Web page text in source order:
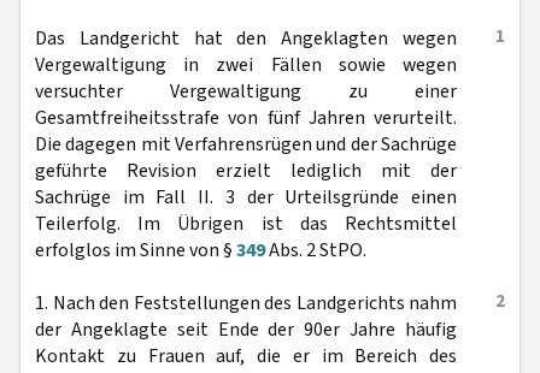
1
Das Landgericht hat den Angeklagten wegen
Vergewaltigung in zwei Fällen sowie wegen
versuchter Vergewaltigung zu einer
Gesamtfreiheitsstrafe von fünf Jahren verurteilt.
Die dagegen mit Verfahrensrügen und der Sachrüge
geführte Revision erzielt lediglich mit der
Sachrüge im Fall II. 3 der Urteilsgründe einen
Teilerfolg. Im Übrigen ist das Rechtsmittel
erfolglos im Sinne von §349Abs. 2 StPO.
2
1. Nach den Feststellungen des Landgerichts nahm
der Angeklagte seit Ende der 90er Jahre häufig
Kontakt zu Frauen auf, die er im Bereich des